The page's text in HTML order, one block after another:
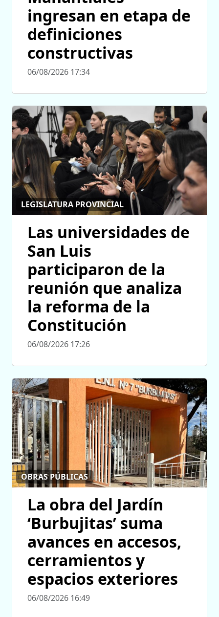
ingresan en etapa de
definiciones
constructivas
06/08/2026 17:34
LEGISLATURA PROVINCIAL
Las universidades de
San Luis
participaron de la
reunión que analiza
la reforma de la
Constitución
06/08/2026 17:26
OBRAS PÚBLICAS
La obra del Jardín
‘Burbujitas’ suma
avances en accesos,
cerramientos y
espacios exteriores
06/08/2026 16:49